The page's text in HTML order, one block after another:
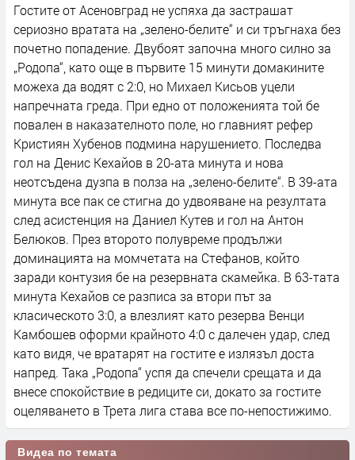
Гостите от Асеновград не успяха да застрашат
сериозно вратата на „зелено-белите“ и си тръгнаха без
почетно попадение. Двубоят започна много силно за
„Родопа“, като още в първите 15 минути домакините
можеха да водят с 2:0, но Михаел Кисьов уцели
напречната греда. При едно от положенията той бе
повален в наказателното поле, но главният рефер
Кристиян Хубенов подмина нарушението. Последва
гол на Денис Кехайов в 20-ата минута и нова
неотсъдена дузпа в полза на „зелено-белите“. В 39-ата
минута все пак се стигна до удвояване на резултата
след асистенция на Даниел Кутев и гол на Антон
Белюков. През второто полувреме продължи
доминацията на момчетата на Стефанов, който
заради контузия бе на резервната скамейка. В 63-тата
минута Кехайов се разписа за втори път за
класическото 3:0, а влезлият като резерва Венци
Камбошев оформи крайното 4:0 с далечен удар, след
като видя, че вратарят на гостите е излязъл доста
напред. Така „Родопа“ успя да спечели срещата и да
внесе спокойствие в редиците си, докато за гостите
оцеляването в Трета лига става все по-непостижимо.
Видеа по темата